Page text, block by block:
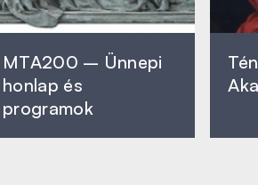
MTA200 – Ünnepi
honlap és
programok